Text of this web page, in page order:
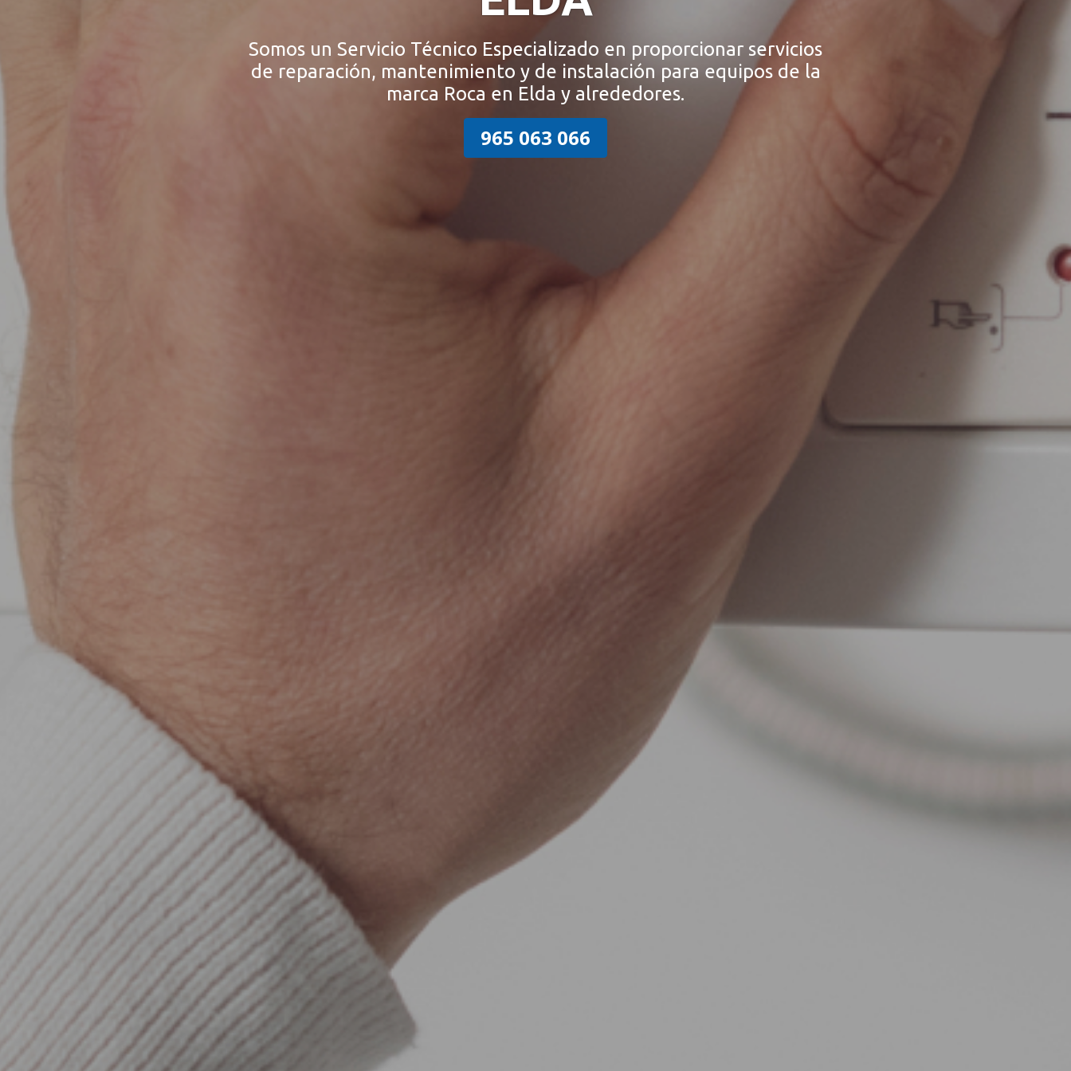
Somos un Servicio Técnico Especializado en proporcionar servicios
de reparación, mantenimiento y de instalación para equipos de la
marca Roca en Elda y alrededores.
965 063 066